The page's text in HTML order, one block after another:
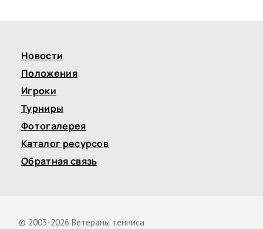
Новости
Положения
Игроки
Турниры
Фотогалерея
Каталог ресурсов
Обратная связь
© 2003-2026 Ветераны тенниса